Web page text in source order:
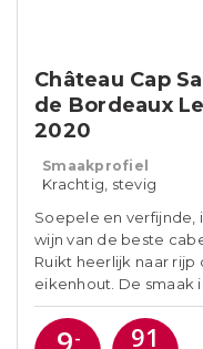
Château Cap
de Bordeaux
2020
Smaakprofiel
Krachtig, stevig
Soepele en verfijnde,
wijn van de beste
Ruikt heerlijk naar rijp
eikenhout. De smaak
9- 91